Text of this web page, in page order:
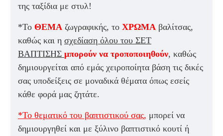
της ταξίδια με στυλ!
*Το ΘΕΜΑ ζωγραφικής, το ΧΡΩΜΑ βαλίτσας,
καθώς και η σχεδίαση όλου του ΣΕΤ
ΒΑΠΤΙΣΗΣ μπορούν να τροποποιηθούν, καθώς
δημιουργείται από εμάς χειροποίητα βάση τις δικές
σας υποδείξεις σε μοναδικά θέματα όπως εσείς
κάθε φορά μας ζητάτε.
*Το θεματικό του βαπτιστικού σας, μπορεί να
δημιουργηθεί και με ξύλινο βαπτιστικό κουτί ή